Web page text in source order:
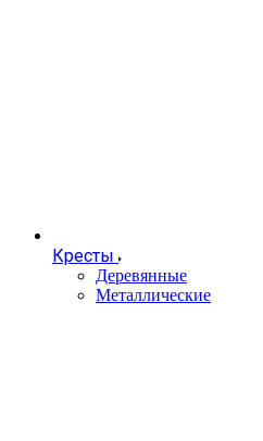
Кресты
Деревянные
Металлические